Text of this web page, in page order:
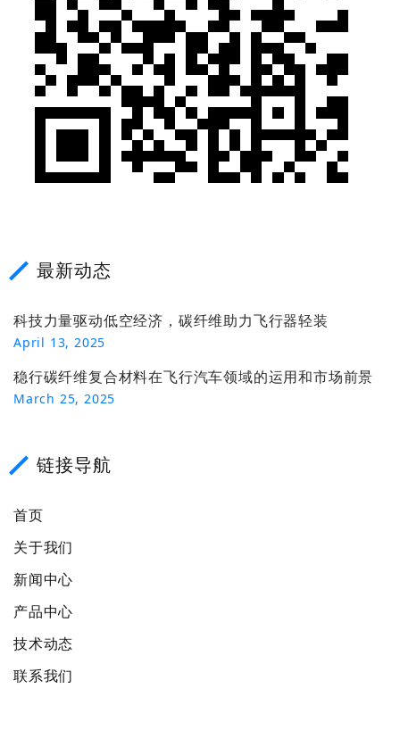
最新动态
科技力量驱动低空经济，碳纤维助力飞行器轻装
April 13, 2025
稳行碳纤维复合材料在飞行汽车领域的运用和市场前景
March 25, 2025
链接导航
首页
关于我们
新闻中心
产品中心
技术动态
联系我们